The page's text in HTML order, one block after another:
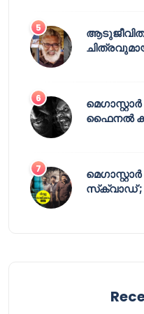
ഫൈനൽ
സ്‌ക്വാഡ് ;